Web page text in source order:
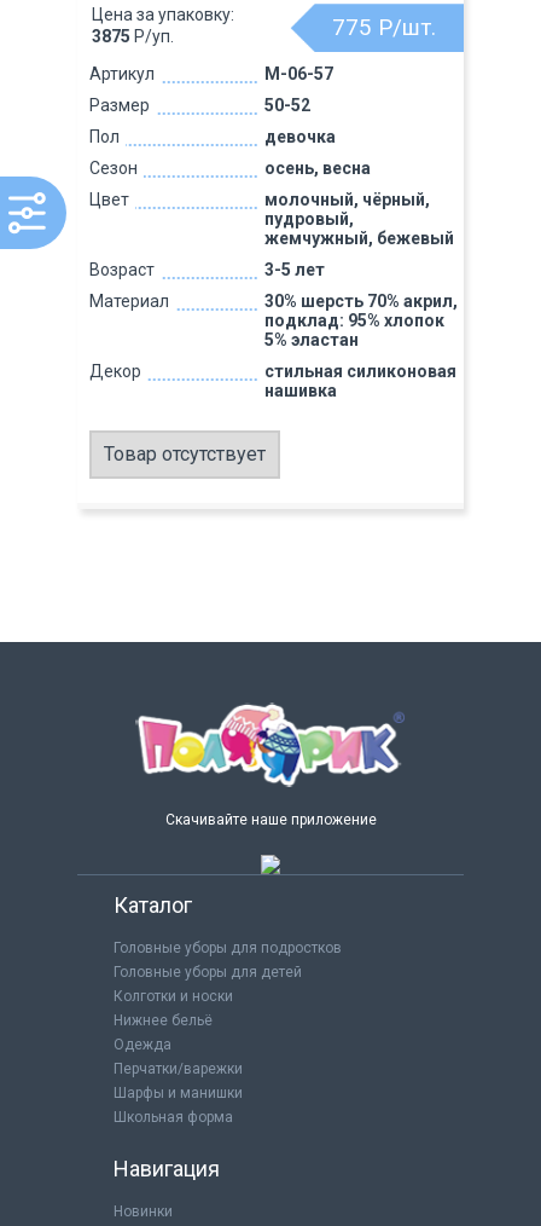
Артикул
M-06-57
Размер
50-52
Пол
девочка
Сезон
осень, весна
Цвет
молочный, чёрный,
пудровый,
жемчужный, бежевый
Возраст
3-5 лет
Материал
30% шерсть 70% акрил,
подклад: 95% хлопок
5% эластан
Декор
стильная силиконовая
нашивка
775 Р/шт.
Цена за упаковку:
3875 Р/уп.
Товар отсутствует
Скачивайте наше приложение
Каталог
Головные уборы для подростков
Головные уборы для детей
Колготки и носки
Нижнее бельё
Одежда
Перчатки/варежки
Шарфы и манишки
Школьная форма
Навигация
Новинки